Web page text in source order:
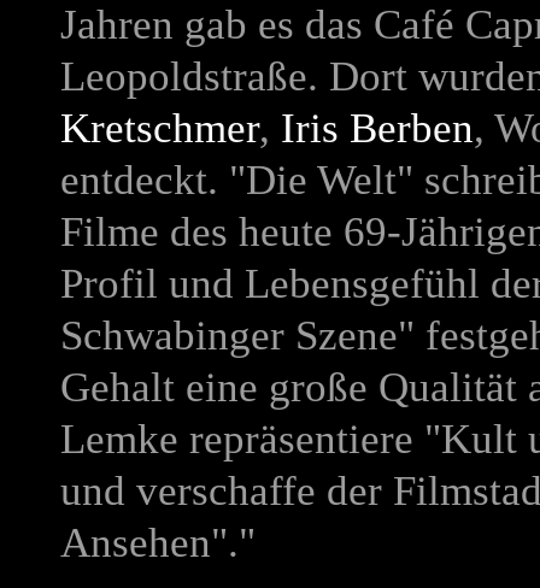
Jahren gab es das Café
Leopoldstraße. Dort
Kretschmer, Iris Berben,
entdeckt. "Die Welt"
Filme des heute 69-
Profil und Lebensgefühl
Schwabinger Szene"
Gehalt eine große Qualität
Lemke repräsentiere
und verschaffe der
Ansehen"."